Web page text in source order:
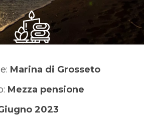
Marina di Grosseto
Mezza pensione
2023